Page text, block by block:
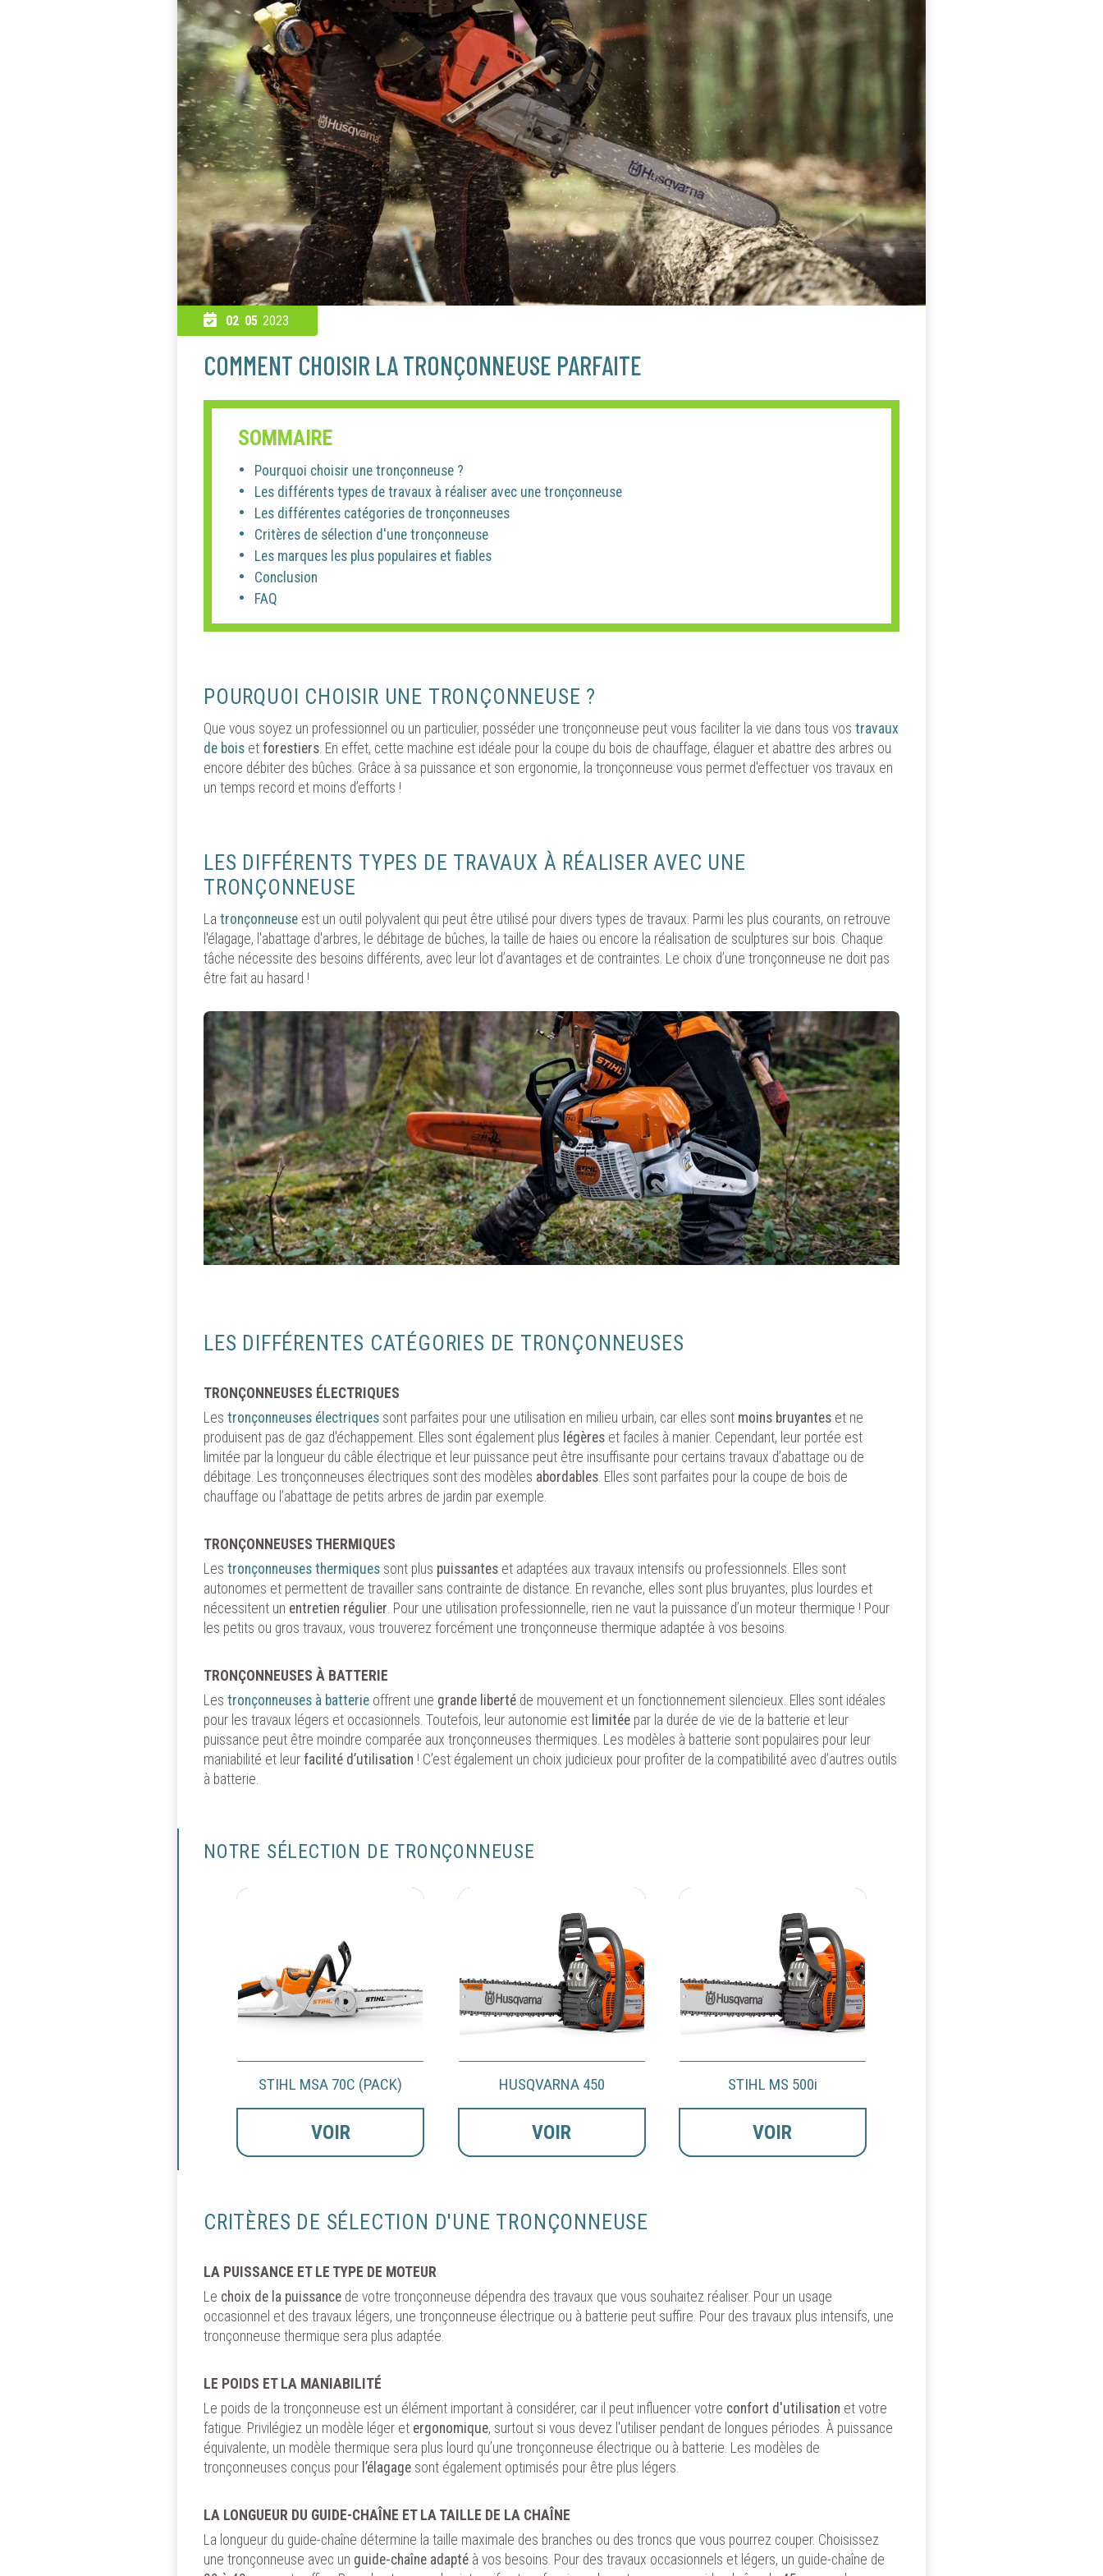
02 05 2023
COMMENT CHOISIR LA TRONÇONNEUSE PARFAITE
SOMMAIRE
Pourquoi choisir une tronçonneuse ?
Les différents types de travaux à réaliser avec une tronçonneuse
Les différentes catégories de tronçonneuses
Critères de sélection d'une tronçonneuse
Les marques les plus populaires et fiables
Conclusion
FAQ
POURQUOI CHOISIR UNE TRONÇONNEUSE ?
Que vous soyez un professionnel ou un particulier, posséder une tronçonneuse peut vous faciliter la vie dans tous vos travaux
de bois et forestiers . En effet, cette machine est idéale pour la coupe du bois de chauffage, élaguer et abattre des arbres ou
encore débiter des bûches. Grâce à sa puissance et son ergonomie, la tronçonneuse vous permet d'effectuer vos travaux en
un temps record et moins d’efforts !
LES DIFFÉRENTS TYPES DE TRAVAUX À RÉALISER AVEC UNE
TRONÇONNEUSE
La tronçonneuse est un outil polyvalent qui peut être utilisé pour divers types de travaux. Parmi les plus courants, on retrouve
l'élagage, l'abattage d'arbres, le débitage de bûches, la taille de haies ou encore la réalisation de sculptures sur bois. Chaque
tâche nécessite des besoins différents, avec leur lot d’avantages et de contraintes. Le choix d’une tronçonneuse ne doit pas
être fait au hasard !
LES DIFFÉRENTES CATÉGORIES DE TRONÇONNEUSES
TRONÇONNEUSES ÉLECTRIQUES
Les tronçonneuses électriques sont parfaites pour une utilisation en milieu urbain, car elles sont moins bruyantes et ne
produisent pas de gaz d'échappement. Elles sont également plus légères et faciles à manier. Cependant, leur portée est
limitée par la longueur du câble électrique et leur puissance peut être insuffisante pour certains travaux d’abattage ou de
débitage. Les tronçonneuses électriques sont des modèles abordables . Elles sont parfaites pour la coupe de bois de
chauffage ou l’abattage de petits arbres de jardin par exemple.
TRONÇONNEUSES THERMIQUES
Les tronçonneuses thermiques sont plus puissantes et adaptées aux travaux intensifs ou professionnels. Elles sont
autonomes et permettent de travailler sans contrainte de distance. En revanche, elles sont plus bruyantes, plus lourdes et
nécessitent un entretien régulier . Pour une utilisation professionnelle, rien ne vaut la puissance d’un moteur thermique ! Pour
les petits ou gros travaux, vous trouverez forcément une tronçonneuse thermique adaptée à vos besoins.
TRONÇONNEUSES À BATTERIE
Les tronçonneuses à batterie offrent une grande liberté de mouvement et un fonctionnement silencieux. Elles sont idéales
pour les travaux légers et occasionnels. Toutefois, leur autonomie est limitée par la durée de vie de la batterie et leur
puissance peut être moindre comparée aux tronçonneuses thermiques. Les modèles à batterie sont populaires pour leur
maniabilité et leur facilité d’utilisation ! C’est également un choix judicieux pour profiter de la compatibilité avec d’autres outils
à batterie.
NOTRE SÉLECTION DE TRONÇONNEUSE
STIHL MSA 70C (PACK)
VOIR
HUSQVARNA 450
VOIR
STIHL MS 500i
VOIR
CRITÈRES DE SÉLECTION D'UNE TRONÇONNEUSE
LA PUISSANCE ET LE TYPE DE MOTEUR
Le choix de la puissance de votre tronçonneuse dépendra des travaux que vous souhaitez réaliser. Pour un usage
occasionnel et des travaux légers, une tronçonneuse électrique ou à batterie peut suffire. Pour des travaux plus intensifs, une
tronçonneuse thermique sera plus adaptée.
LE POIDS ET LA MANIABILITÉ
Le poids de la tronçonneuse est un élément important à considérer, car il peut influencer votre confort d'utilisation et votre
fatigue. Privilégiez un modèle léger et ergonomique, surtout si vous devez l'utiliser pendant de longues périodes. À puissance
équivalente, un modèle thermique sera plus lourd qu’une tronçonneuse électrique ou à batterie. Les modèles de
tronçonneuses conçus pour l’élagage sont également optimisés pour être plus légers.
LA LONGUEUR DU GUIDE-CHAÎNE ET LA TAILLE DE LA CHAÎNE
La longueur du guide-chaîne détermine la taille maximale des branches ou des troncs que vous pourrez couper. Choisissez
une tronçonneuse avec un guide-chaîne adapté à vos besoins. Pour des travaux occasionnels et légers, un guide-chaîne de
GÉRER LE CONSENTEMENT AUX COOKIES
Vaudaux utilise des technologies telles que les cookies pour stocker et/ou accéder aux
informations sur votre appareil. En cliquant sur « Autoriser les cookies », vous acceptez que
Vaudaux déposent des cookies sur votre appareil pour garantir le bon fonctionnement du site,
optimiser ses performances techniques et établir des statistiques de fréquentation du site et
de consultation des publicités. En cliquant sur « Continuer sans accepter », seul les cookies
nécessaires au bon fonctionnement du site seront utilisés. Le fait de ne pas consentir ou de
cookies" accessible en bas de toutes les pages de notre site.
AUTORISER LES COOKIES PARAMÈTRES DES COOKIES